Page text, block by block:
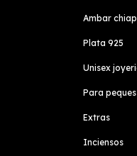
Ambar
Plata 925
Unisex
Para peques
Extras
Inciensos